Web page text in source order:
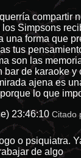
compartir
Simpsons
forma que
tus
son las
bar de karaoke
ajena es
lo que
23:46:10 Citado
o psiquiatra.
de algo